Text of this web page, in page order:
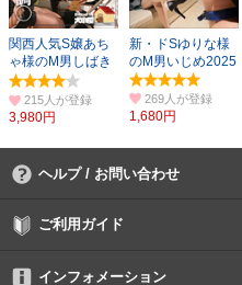
関西人気S嬢あち
ゃ様のM男しばき
~人間便器調○~
215人
3,980円
新・ドSゆりな様
のM男いじめ2025
269人
1,680円
ヘルプ / お問い合わせ
よくあるご質問
ご利用環境
お支払い方法
パスワードの再設定
サポートセンター
ご利用ガイド
初めての方へ
会員登録の手順
作品購入の手順
動画再生の手順
検索のヒント
DUGA Player
インフォメーション